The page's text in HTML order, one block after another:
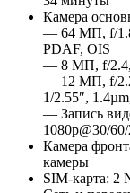
Камера
— 64 MП, f/
PDAF, OIS
— 8 MП, f/2.4,
— 12 MП, f/
1/2.55″,
— Запись
1080p@30/
Камера
камеры
SIM-карта: 2